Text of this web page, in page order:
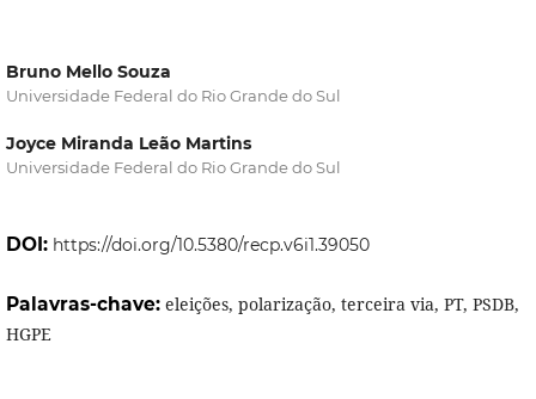
Bruno Mello Souza
Universidade Federal do Rio Grande do Sul
Joyce Miranda Leão Martins
Universidade Federal do Rio Grande do Sul
DOI: https://doi.org/10.5380/recp.v6i1.39050
Palavras-chave: eleições, polarização, terceira via, PT, PSDB,
HGPE